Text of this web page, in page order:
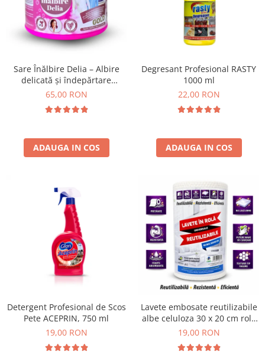
Insecticide
Dezinfectante
Absorbanti de Umiditate & Rezerve
Bioactivatori & Tratamente Fose
Septice
Manusi Protectie
Solutii curatare mobila
Ceaiuri
Cosmetice
Vopsea Par
Ingrijire Par
Ingrijire corp
Ingrijire maini
Ingrijire picioare
Îngrijire Ten
Curatare Intretinere Incaltaminte
Fond de ten
Sampon
Sare de baie
Servetele Umede
Sare Înălbire Delia – Albire
delicată și îndepărtare
eficientă a petelor 500 g
65,00 RON
ADAUGA IN COS
Degresant Profesional RASTY
1000 ml
22,00 RON
ADAUGA IN COS
Detergent Profesional de Scos
Pete ACEPRIN, 750 ml
19,00 RON
Lavete embosate reutilizabile
albe celuloza 30 x 20 cm rola
50 bucati
19,00 RON